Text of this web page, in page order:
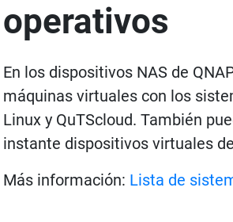
operativos
En los dispositivos NAS de
máquinas virtuales con los
Linux y QuTScloud. También
instante dispositivos virtuales
Más información: Lista de